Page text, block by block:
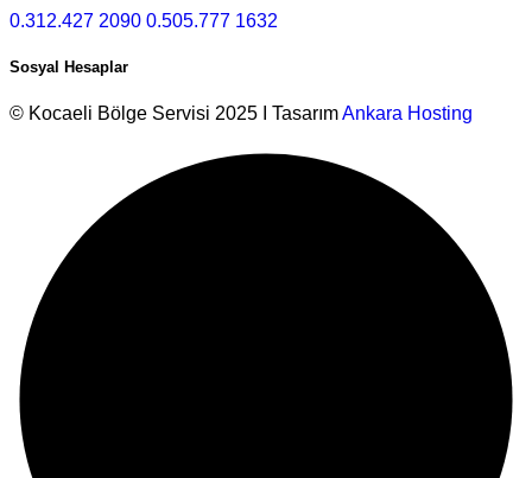
0.312.427 2090 0.505.777 1632
Sosyal Hesaplar
© Kocaeli Bölge Servisi 2025 I TasarımAnkara Hosting